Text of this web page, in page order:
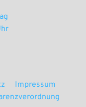
Impressum